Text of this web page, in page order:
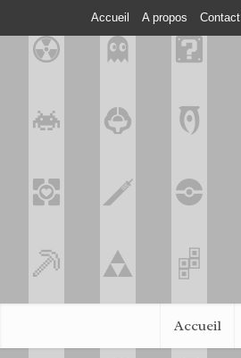
Accueil A propos Contact
Accueil